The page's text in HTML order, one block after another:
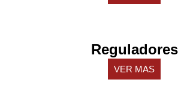
Reguladores
VER MAS